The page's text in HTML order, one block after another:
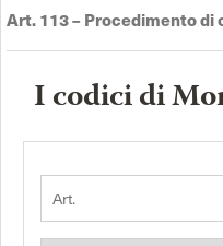
Art.113 –Procedimento di
I codici di